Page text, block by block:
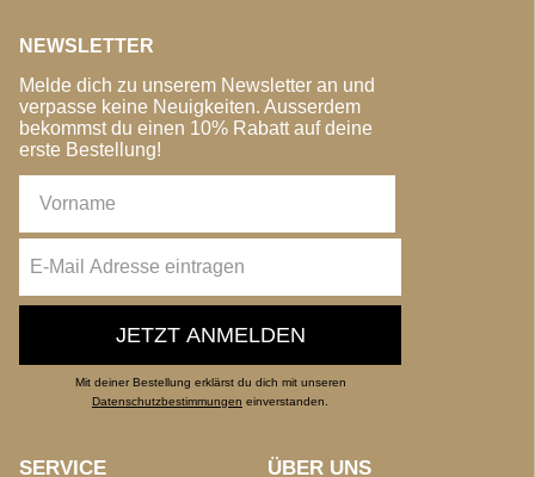
NEWSLETTER
Melde dich zu unserem Newsletter an und
verpasse keine Neuigkeiten. Ausserdem
bekommst du einen 10% Rabatt auf deine
erste Bestellung!
JETZT ANMELDEN
Mit deiner Bestellung erklärst du dich mit unseren
Datenschutzbestimmungen einverstanden.
SERVICE ÜBER UNS